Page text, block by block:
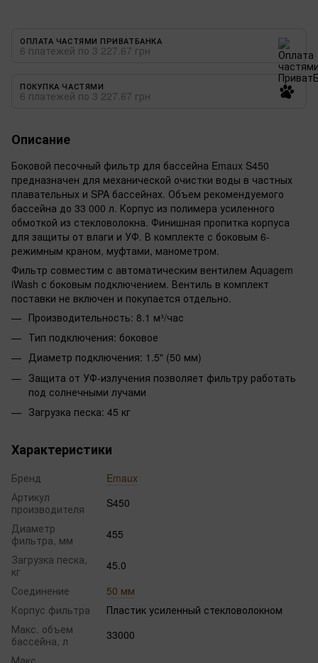
ОПЛАТА ЧАСТЯМИ ПРИВАТБАНКА
6 платежей по 3 227.67 грн
ПОКУПКА ЧАСТЯМИ
6 платежей по 3 227.67 грн
Описание
Боковой песочный фильтр для бассейна Emaux S450
предназначен для механической очистки воды в частных
плавательных и SPA бассейнах. Объем рекомендуемого
бассейна до 33 000 л. Корпус из полимера усиленного
обмоткой из стекловолокна. Финишная пропитка корпуса
для защиты от влаги и УФ. В комплекте с боковым 6-
режимным краном, муфтами, манометром.
Фильтр совместим с автоматическим вентилем Aquagem
iWash с боковым подключением. Вентиль в комплект
поставки не включен и покупается отдельно.
Производительность: 8.1 м³/час
Тип подключения: боковое
Диаметр подключения: 1.5" (50 мм)
Защита от УФ-излучения позволяет фильтру работать
под солнечными лучами
Загрузка песка: 45 кг
Характеристики
Бренд
Emaux
Артикул
производителя
S450
Диаметр
фильтра, мм
455
Загрузка песка,
кг
45.0
Соединение
50 мм
Корпус фильтра
Пластик усиленный стекловолокном
Макс. объем
бассейна, л
33000